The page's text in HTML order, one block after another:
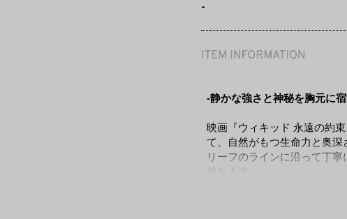
-
-静かな強さと神秘を胸元に
映画『ウィキッド 永遠の約
て、自然がもつ生命力と奥深
リーフのラインに沿って丁
放ちます。
ポイントに添えた深みのあ